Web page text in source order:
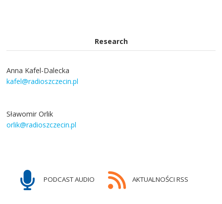
Research
Anna Kafel-Dalecka
kafel@radioszczecin.pl
Sławomir Orlik
orlik@radioszczecin.pl
PODCAST AUDIO AKTUALNOŚCI RSS